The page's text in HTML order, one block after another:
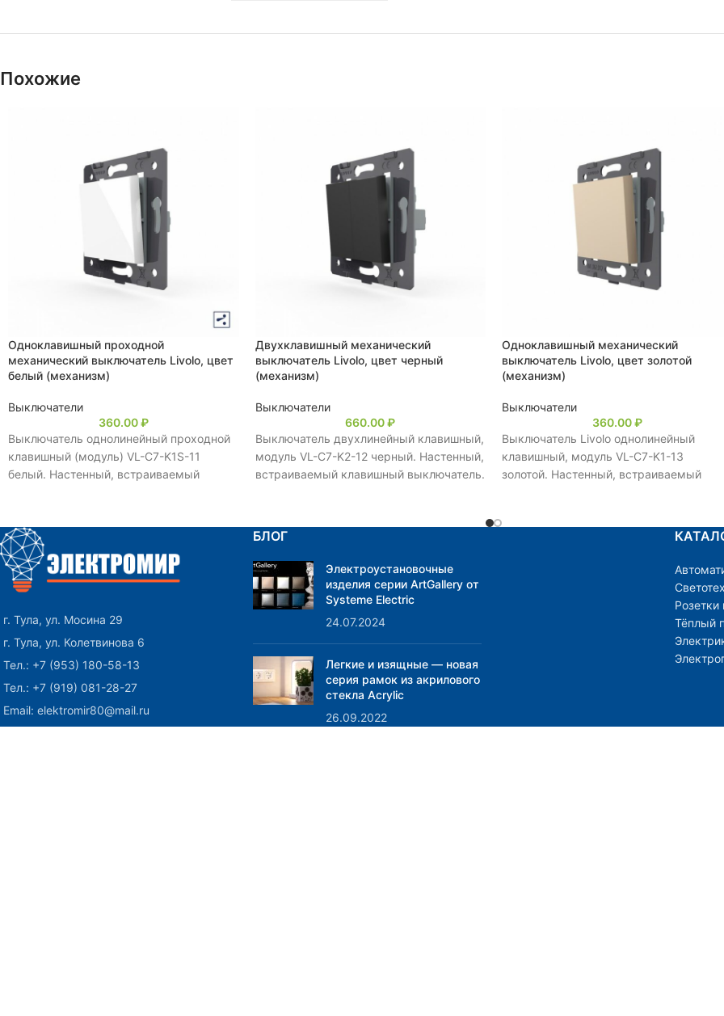
Похожие
Одноклавишный проходной
механический выключатель Livolo, цвет
белый (механизм)
Выключатели
360.00₽
Выключатель однолинейный проходной
клавишный (модуль) VL-C7-K1S-11
белый. Настенный, встраиваемый
линией нагрузки.
Двухклавишный механический
выключатель Livolo, цвет черный
(механизм)
Выключатели
660.00₽
Выключатель двухлинейный клавишный,
модуль VL-C7-K2-12 черный. Настенный,
встраиваемый клавишный выключатель.
Одноклавишный механический
выключатель Livolo, цвет золотой
(механизм)
Выключатели
360.00₽
Выключатель Livolo однолинейный
клавишный, модуль VL-C7-K1-13
золотой. Настенный, встраиваемый
Материал корпуса: термостойкая
ВНИМАНИЕ!Монтируется в круглую
монтажную коробку диаметр 6,5 см,
г. Тула, ул. Мосина 29
г. Тула, ул. Колетвинова 6
Тел.: +7 (953) 180-58-13
Тел.: +7 (919) 081-28-27
Email: elektromir80@mail.ru
БЛОГ
Электроустановочные
изделия серии ArtGallery от
Systeme Electric
24.07.2024
Легкие и изящные — новая
серия рамок из акрилового
стекла Acrylic
26.09.2022
Тёплый